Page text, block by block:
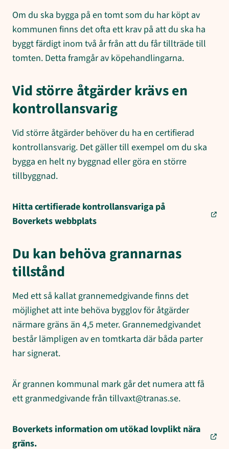
Om du ska bygga på en tomt som du har köpt av
kommunen finns det ofta ett krav på att du ska ha
byggt färdigt inom två år från att du får tillträde till
tomten. Detta framgår av köpehandlingarna.
Vid större åtgärder krävs en
kontrollansvarig
Vid större åtgärder behöver du ha en certifierad
kontrollansvarig. Det gäller till exempel om du ska
bygga en helt ny byggnad eller göra en större
tillbyggnad.
Hitta certifierade kontrollansvariga på
Boverkets webbplats
Du kan behöva grannarnas
tillstånd
Med ett så kallat grannemedgivande finns det
möjlighet att inte behöva bygglov för åtgärder
närmare gräns än 4,5 meter. Grannemedgivandet
består lämpligen av en tomtkarta där båda parter
har signerat.
Är grannen kommunal mark går det numera att få
ett granmedgivande från tillvaxt@tranas.se.
Boverkets information om utökad lovplikt nära
gräns.